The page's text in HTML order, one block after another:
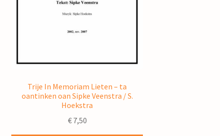
Trije In Memoriam Lieten – ta
oantinken oan Sipke Veenstra / S.
Hoekstra
€7,50